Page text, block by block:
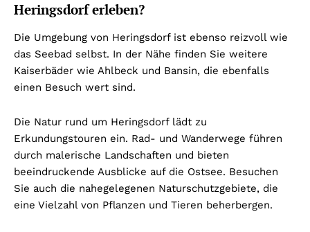
Heringsdorf erleben?
Die Umgebung von Heringsdorf ist ebenso reizvoll wie
das Seebad selbst. In der Nähe finden Sie weitere
Kaiserbäder wie Ahlbeck und Bansin, die ebenfalls
einen Besuch wert sind.
Die Natur rund um Heringsdorf lädt zu
Erkundungstouren ein. Rad- und Wanderwege führen
durch malerische Landschaften und bieten
beeindruckende Ausblicke auf die Ostsee. Besuchen
Sie auch die nahegelegenen Naturschutzgebiete, die
eine Vielzahl von Pflanzen und Tieren beherbergen.